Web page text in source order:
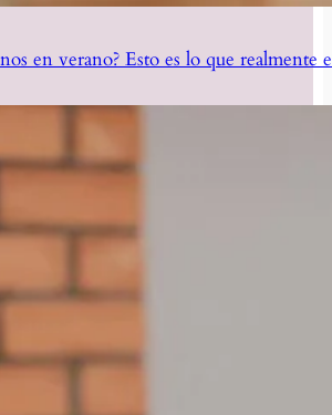
en verano? Esto es lo que realmente